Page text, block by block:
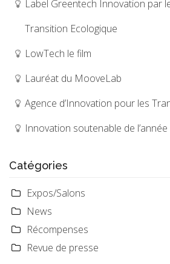
Label Greentech Innovation par
Transition Ecologique
LowTech le film
Lauréat du MooveLab
Agence d’Innovation pour les
Innovation soutenable de l’année
Catégories
Expos/Salons
News
Récompenses
Revue de presse